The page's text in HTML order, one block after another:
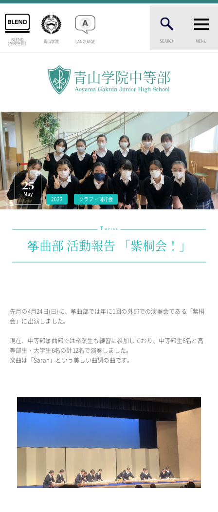
BLEND
（在校生用） 青山学院 LANGUAGE SEARCH MENU
中等部の歴史
特色ある教育
生徒数・教職員数
一貫校の流れ
卒業生インタビュー
校舎情報
メディアライブラリー
教育の特色・紹介
教育課程
教科学習
SCHOOL LIFE
スクールカレンダー
1日の流れ
制服紹介
入試・入学案内
25
May
2022 クラブ・同好会
T OPICS
筝曲部 活動報告 「紫桐会！」
先月の4月24日(日)に、筝曲部では年に1回の外部での演奏会である「紫桐
会」に出演しました。
現在、中等部筝曲部では卒業生も練習に参加しており、中等部生6名と高
等部生・大学生6名の計12名で演奏しました。
楽曲は「Sarah」という美しい曲調の曲です。